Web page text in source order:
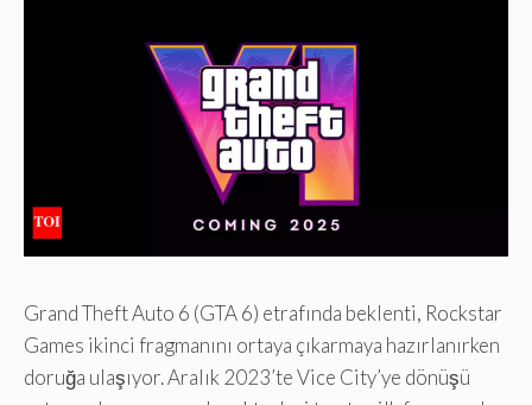
Grand Theft Auto 6 (GTA 6) etrafında beklenti, Rockstar
Games ikinci fragmanını ortaya çıkarmaya hazırlanırken
doruğa ulaşıyor. Aralık 2023’te Vice City’ye dönüşü